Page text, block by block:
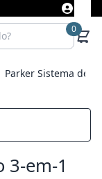
0
Sistema de
3-em-1